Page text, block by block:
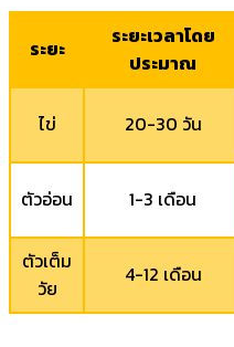
ระยะ
ระยะเวลาโดย
ประมาณ
ไข่ 20-30 วัน
ตัวอ่อน 1-3 เดือน
ตัวเต็ม
วัย
4-12 เดือน